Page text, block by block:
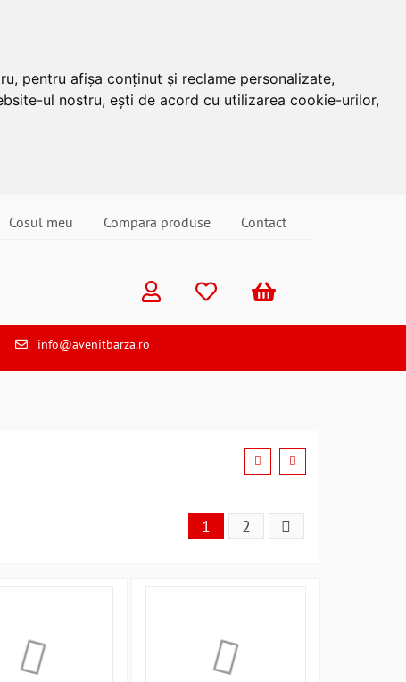
pentru afișa conținut și reclame personalizate,
ul nostru, ești de acord cu utilizarea cookie-urilor,
Cosul meu Compara produse Contact
info@avenitbarza.ro
1 2